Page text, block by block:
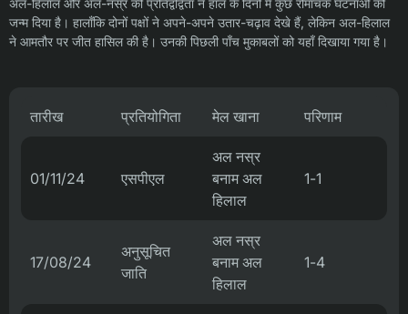
अल-हिलाल और अल-नस्र की प्रतिद्वंद्विता ने हाल के दिनों में कुछ रोमांचक घटनाओं को
जन्म दिया है। हालाँकि दोनों पक्षों ने अपने-अपने उतार-चढ़ाव देखे हैं, लेकिन अल-हिलाल
ने आमतौर पर जीत हासिल की है। उनकी पिछली पाँच मुकाबलों को यहाँ दिखाया गया है।
तारीख प्रतियोगिता मेल खाना परिणाम
01/11/24 एसपीएल
अल नस्र
बनाम अल
हिलाल
1-1
17/08/24
अनुसूचित
जाति
अल नस्र
बनाम अल
हिलाल
1-4